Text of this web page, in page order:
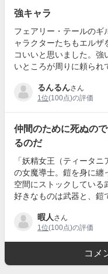
強キャラ
フェアリー・テールのギ
ャラクターたちもエルザ
コいいと思いました。強
いところが周りに頼られ
るんるんさん
1位(100点)の評価
仲間のために死ぬの
るのだ
「妖精女王（ティータ
の女魔導士。鎧を身に纏
空間にストックしている
好きなものは武器と、鎧
暇人 さん
1位(100点)の評価
コメ